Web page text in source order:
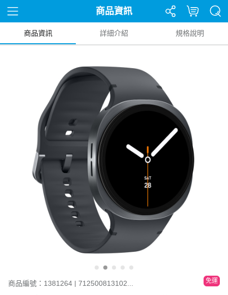
商品資訊
商品資訊 詳細介紹 規格說明
商品編號：1381264 | 712500813102... 免運